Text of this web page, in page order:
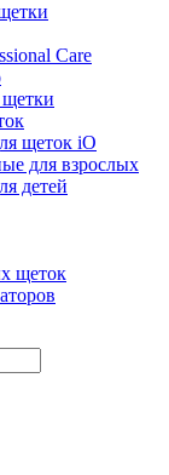
Care
щетки
щеток iO
для взрослых
детей
щеток